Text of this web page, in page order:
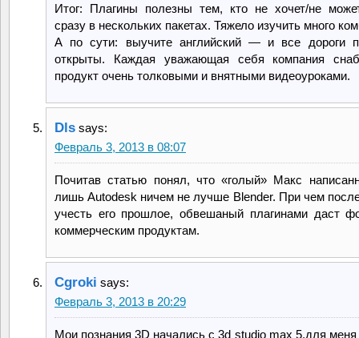
Итог: Плагины полезны тем, кто не хочет/не
сразу в нескольких пакетах. Тяжело изучить много
А по сути: выучите английский — и все дороги
открыты. Каждая уважающая себя компания
продукт очень толковыми и внятными видеоуроками.
Dls says:
Февраль 3, 2013 в 08:07
Почитав статью понял, что «голый» Макс
лишь Autodesk ничем не лучше Blender. При чем
учесть его прошлое, обвешаный плагинами даст
коммерческим продуктам.
Cgroki says:
Февраль 3, 2013 в 20:29
Мои познания 3D начались с 3d studio max 5,для меня